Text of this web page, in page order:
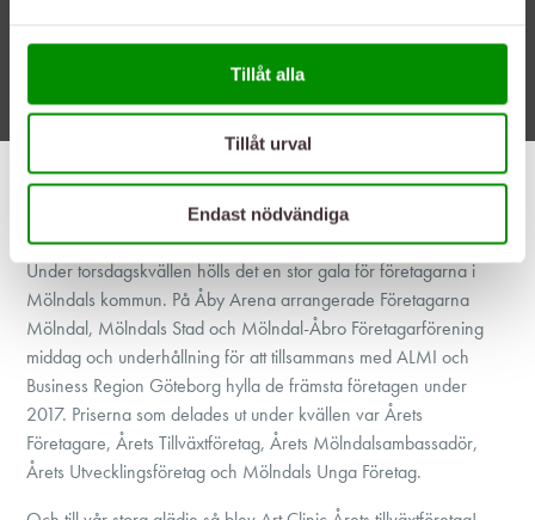
Tillåt alla
Tillåt urval
Endast nödvändiga
01/04/18
Art Clinic – Årets tillväxtföretag i Mölndal!
Under torsdagskvällen hölls det en stor gala för företagarna i
Mölndals kommun. På Åby Arena arrangerade Företagarna
Mölndal, Mölndals Stad och Mölndal-Åbro Företagarförening
middag och underhållning för att tillsammans med ALMI och
Business Region Göteborg hylla de främsta företagen under
2017. Priserna som delades ut under kvällen var Årets
Företagare, Årets Tillväxtföretag, Årets Mölndalsambassadör,
Årets Utvecklingsföretag och Mölndals Unga Företag.